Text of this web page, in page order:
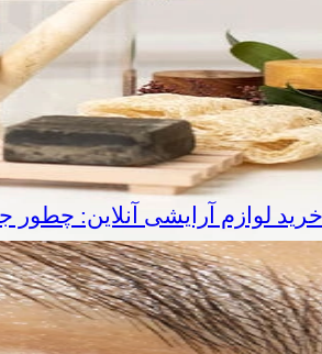
لوازم آرایشی آنلاین: